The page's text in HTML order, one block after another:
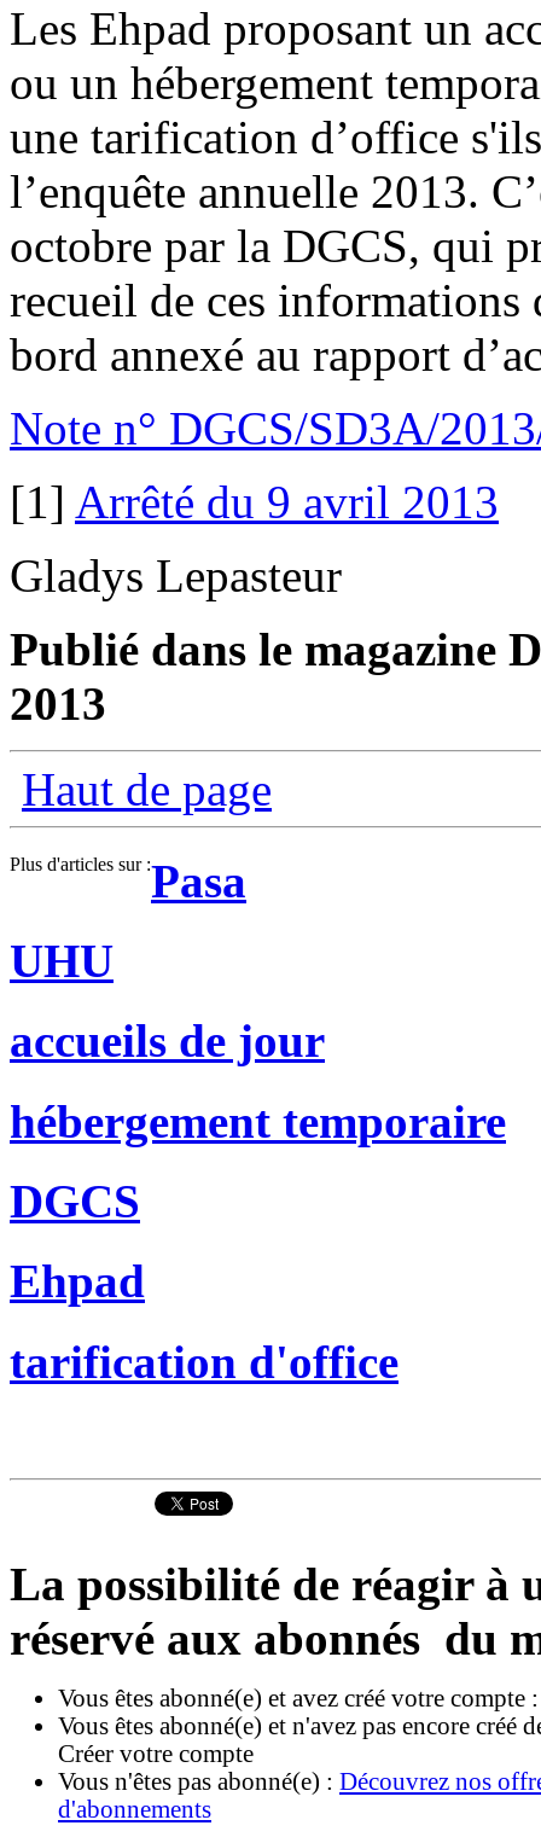
Les Ehpad proposant un
ou un hébergement
une tarification d’office
l’enquête annuelle 2013.
octobre par la DGCS, qui
recueil de ces informations
bord annexé au rapport
Note n° DGCS/SD3A/
[1] Arrêté du 9 avril 2013
Gladys Lepasteur
Publié dans le magazine
2013
Haut de page
Plus d'articles sur :Pasa
UHU
accueils de jour
hébergement temporaire
DGCS
Ehpad
tarification d'office
La possibilité de réagir à
réservé aux abonnés du
Vous êtes abonné(e) et avez créé votre compte
Vous êtes abonné(e) et n'avez pas encore créé
Créer votre compte
Vous n'êtes pas abonné(e) : Découvrez nos
d'abonnements